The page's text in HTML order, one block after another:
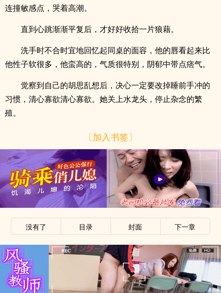
连撞敏感点，哭着高潮。
直到心跳渐渐平复后，才好好收拾一片狼藉。
洗手时不合时宜地回忆起同桌的面容，他的唇看起来比
他性子软很多，他蛮高的，气质很特别，阴郁中带点痞气。
觉察到自己的胡思乱想后，决心一定要改掉睡前手冲的
习惯，清心寡欲清心寡欲。她关上水龙头，停止杂念的繁
殖。
〔加入书签〕
没有了 目录 封面 下一章